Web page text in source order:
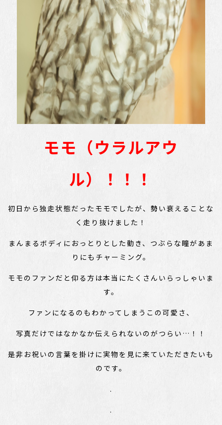
モモ（ウラルアウ
ル）！！！
初日から独走状態だったモモでしたが、勢い衰えることな
く走り抜けました！
まんまるボディにおっとりとした動き、つぶらな瞳があま
りにもチャーミング。
モモのファンだと仰る方は本当にたくさんいらっしゃいま
す。
ファンになるのもわかってしまうこの可愛さ、
写真だけではなかなか伝えられないのがつらい…！！
是非お祝いの言葉を掛けに実物を見に来ていただきたいも
のです。
.
.